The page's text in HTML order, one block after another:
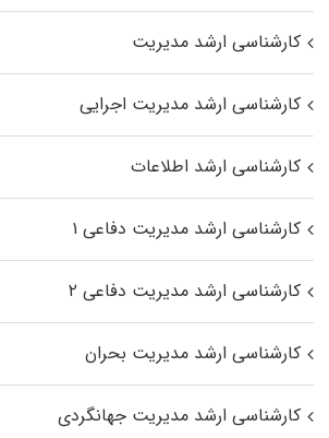
کارشناسی ارشد مدیریت
کارشناسی ارشد مدیریت اجرایی
کارشناسی ارشد اطلاعات
کارشناسی ارشد مدیریت دفاعی ۱
کارشناسی ارشد مدیریت دفاعی ۲
کارشناسی ارشد مدیریت بحران
کارشناسی ارشد مدیریت جهانگردی